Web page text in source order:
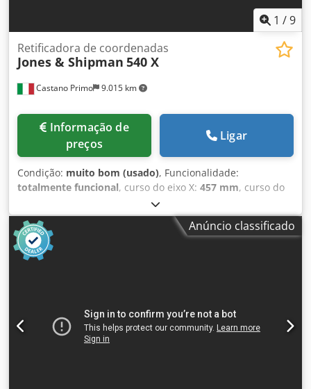
1 /9
Castano Primo 9.015 km
Retificadora de coordenadas
Jones & Shipman 540 X
preços
Ligar
Condição: muito bom (usado), Funcionalidade:
totalmente funcional, curso do eixo X: 457 mm, curso do
, curso do eixo Z:
fuso (máx.):2.640 rpm, Equipamento:Marcação CE,
documentação / manual
, Retificadora tangencial J.S 540 X
Superfície de retificação: 457 x 152 mm Movimento
vertical: 504 mm Dimensões do rebolo padrão:
Anúncio classificado